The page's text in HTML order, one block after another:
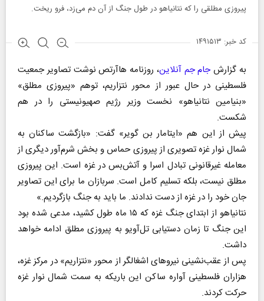
پیروزی مطلقی را که نتانیاهو در طول جنگ از آن دم می‌زد، فرو ریخت.
کد خبر: ۱۴۹۱۵۱۳
به گزارشجام جم آنلاین، روزنامه هاآرتص نوشت تصاویر جمعیت
فلسطینی در حال عبور از محور نتزاریم، توهم «پیروزی مطلق»
«بنیامین نتانیاهو» نخست وزیر رژیم صهیونیستی را در هم
شکست.
پیش از این هم «ایتامار بن گویر» گفت: «بازگشت ساکنان به
شمال نوار غزه تصویری از پیروزی حماس و بخش شرم‌آور دیگری از
معامله غیرقانونی تبادل اسرا و آتش‌بس در غزه است. این پیروزی
مطلق نیست، بلکه تسلیم کامل است. سربازان ما برای این تصاویر
جان خود را در غزه از دست ندادند. ما باید به جنگ بازگردیم.»
نتانیاهو از ابتدای جنگ غزه که ۱۵ ماه طول کشید، مدعی شده بود
این جنگ تا زمان دستیابی تل‌آویو به پیروزی مطلق ادامه خواهد
داشت.
پس از عقب‌نشینی نیروهای اشغالگر از محور «نتزاریم» در مرکز غزه،
هزاران فلسطینی آواره ساکن این باریکه به سمت شمال نوار غزه
حرکت کردند.